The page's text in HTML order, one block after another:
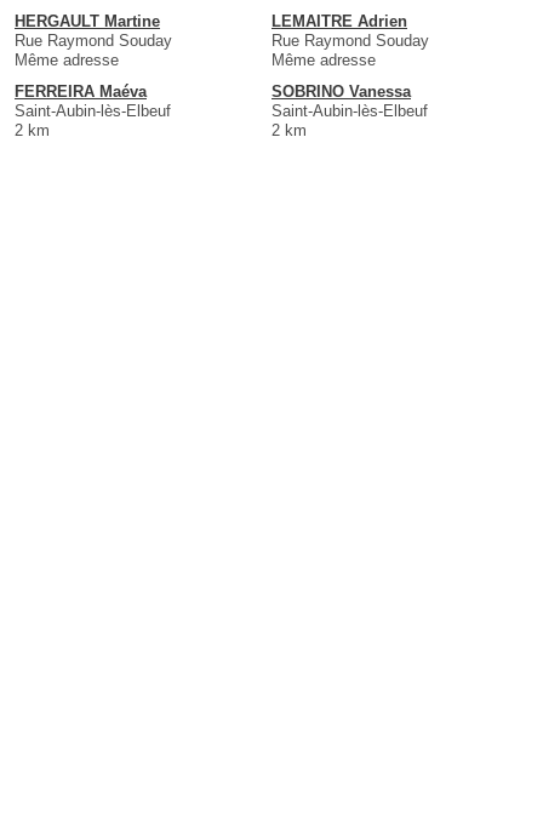
HERGAULT Martine
Rue Raymond Souday
Même adresse
LEMAITRE Adrien
Rue Raymond Souday
Même adresse
FERREIRA Maéva
Saint-Aubin-lès-Elbeuf
2 km
SOBRINO Vanessa
Saint-Aubin-lès-Elbeuf
2 km